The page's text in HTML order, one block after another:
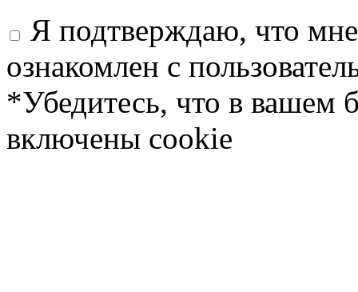
Я подтверждаю, что
ознакомлен с
*Убедитесь, что в вашем
включены cookie